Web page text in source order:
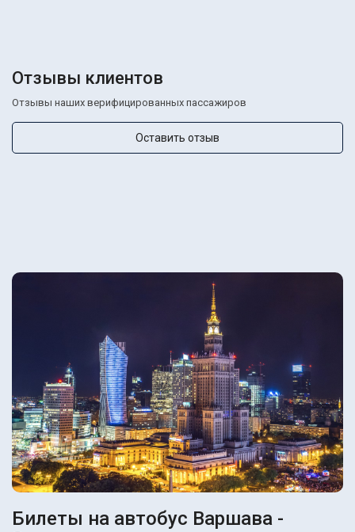
Отзывы клиентов
Отзывы наших верифицированных пассажиров
Оставить отзыв
Билеты на автобус Варшава -